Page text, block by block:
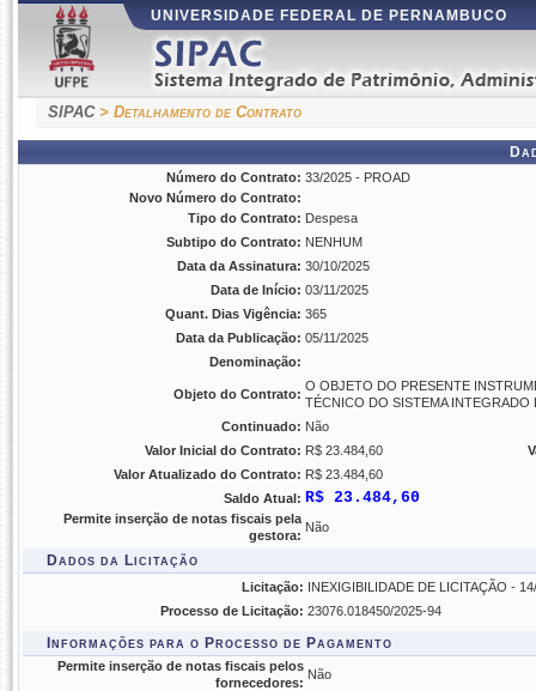
UNIVERSIDADE FEDERAL DE PERNAMBUCO
SIPAC> Detalhamento de Contrato
Número do Contrato: 33/2025 - PROAD
Novo Número do Contrato:
Tipo do Contrato: Despesa
Subtipo do Contrato: NENHUM
Data da Assinatura: 30/10/2025
Data de Início: 03/11/2025
Quant. Dias Vigência: 365
Data da Publicação: 05/11/2025
Denominação:
Objeto do Contrato:
O OBJETO DO PRESENTE
TÉCNICO DO SISTEMA
Continuado: Não
Valor Inicial do Contrato: R$ 23.484,60
Valor Atualizado do Contrato: R$ 23.484,60
Saldo Atual: R$ 23.484,60
Permite inserção de notas fiscais pela
gestora:
Não
Dados da Licitação
Licitação: INEXIGIBILIDADE DE LICITAÇÃO -
Processo de Licitação: 23076.018450/2025-94
Informações para o Processo de Pagamento
Permite inserção de notas fiscais pelos
fornecedores:
Não